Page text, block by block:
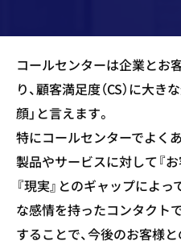
コールセンターは企業とお
り、顧客満足度（CS）に大
顔」と言えます。
特にコールセンターでよく
製品やサービスに対して『
『現実』とのギャップによ
な感情を持ったコンタクト
することで、今後のお客様